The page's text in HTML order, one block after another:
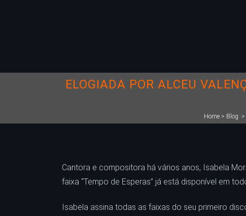
ELOGIADA POR ALCEU
Home > Blog >
Cantora e compositora há vários anos, Isabela
faixa “Tempo de Esperas” já está disponível em
Isabela assina todas as faixas do seu primeiro